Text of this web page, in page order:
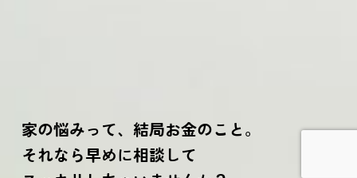
家の悩みって、結局お金のこと。
それなら早めに相談して